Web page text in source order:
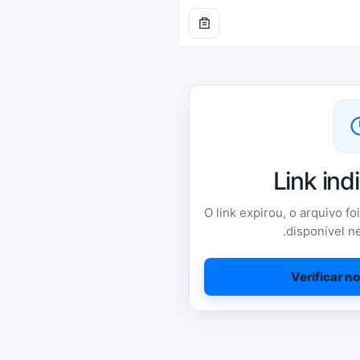
Link
O link expirou, o arquivo
disponível
Verificar